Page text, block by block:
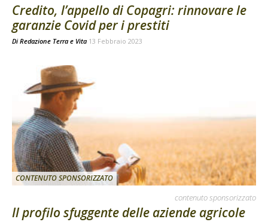
Credito, l’appello di Copagri: rinnovare le
garanzie Covid per i prestiti
Di Redazione Terra e Vita 13 Febbraio 2023
CONTENUTO SPONSORIZZATO
contenuto sponsorizzato
Il profilo sfuggente delle aziende agricole